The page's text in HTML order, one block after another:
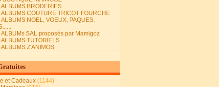
ALBUMS BRODERIES
ALBUMS COUTURE TRICOT FOURCHE
ALBUMS NOEL, VOEUX, PAQUES,
ALBUMs SAL proposés par Mamigoz
ALBUMS TUTORIELS
ALBUMS Z'ANIMOS
et Cadeaux (1144)